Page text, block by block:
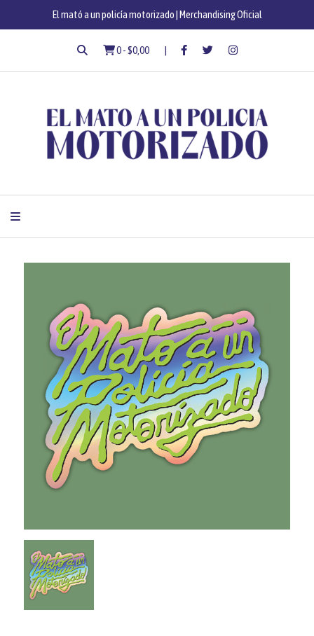
El mató a un policía motorizado | Merchandising Oficial
0 -$0,00